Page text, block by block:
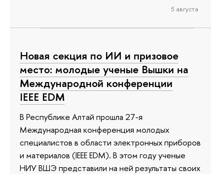
5 августа
Новая секция по ИИ и призовое
место: молодые ученые Вышки на
Международной конференции
IEEE EDM
В Республике Алтай прошла 27-я
Международная конференция молодых
специалистов в области электронных приборов
и материалов (IEEE EDM). В этом году ученые
НИУ ВШЭ представили на ней результаты своих